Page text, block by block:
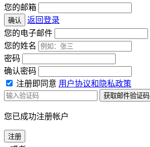
您的邮箱
确认
返回登录
您的电子邮件
您的姓名
密码
确认密码
注册即同意 用户协议和隐私政策
获取邮件验证码
您已成功注册帐户
注册